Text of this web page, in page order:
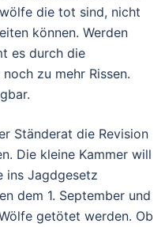
die tot sind, nicht
können. Werden
es durch die
zu mehr Rissen.
Ständerat die Revision
Die kleine Kammer will
ins Jagdgesetz
dem 1. September und
getötet werden. Ob